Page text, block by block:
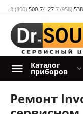
8 (800) 500-74-27 7 (958)
Каталог
приборов
Ремонт